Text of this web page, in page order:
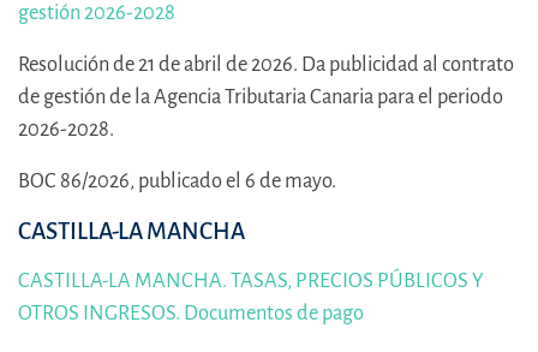
gestión 2026-2028
Resolución de 21 de abril de 2026. Da publicidad al contrato
de gestión de la Agencia Tributaria Canaria para el periodo
2026-2028.
BOC 86/2026, publicado el 6 de mayo.
CASTILLA-LA MANCHA
CASTILLA-LA MANCHA. TASAS, PRECIOS PÚBLICOS Y
OTROS INGRESOS. Documentos de pago